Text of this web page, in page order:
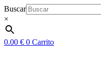
Ir
al
contenido
Buscar
×
0.00 € 0 Carrito